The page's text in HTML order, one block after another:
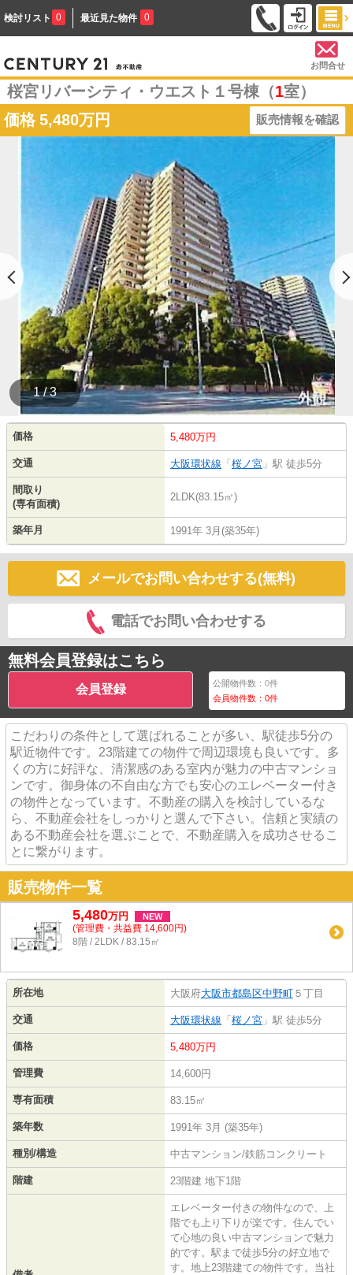
検討リスト 0 最近見た物件 0
お問合せ
桜宮リバーシティ・ウエスト１号棟（1室）
価格 5,480万円 販売情報を確認
1 / 3
価格 5,480万円
交通 大阪環状線 「 桜ノ宮 」駅 徒歩5分
間取り
(専有面積)
2LDK(83.15㎡)
築年月 1991年 3月(築35年)
メールでお問い合わせする(無料)
電話でお問い合わせする
無料会員登録はこちら
会員登録 公開物件数：0件
会員物件数：0件
こだわりの条件として選ばれることが多い、駅徒歩5分の
駅近物件です。23階建ての物件で周辺環境も良いです。多
くの方に好評な、清潔感のある室内が魅力の中古マンショ
ンです。御身体の不自由な方でも安心のエレベーター付き
の物件となっています。不動産の購入を検討しているな
ら、不動産会社をしっかりと選んで下さい。信頼と実績の
ある不動産会社を選ぶことで、不動産購入を成功させるこ
とに繋がります。
販売物件一覧
5,480万円 NEW
(管理費・共益費 14,600円)
8階 / 2LDK / 83.15㎡
所在地 大阪府大阪市都島区中野町 ５丁目
交通 大阪環状線 「 桜ノ宮 」駅 徒歩5分
価格 5,480万円
管理費 14,600円
専有面積 83.15㎡
築年数 1991年 3月 (築35年)
種別/構造 中古マンション/鉄筋コンクリート
階建 23階建 地下1階
エレベーター付きの物件なので、上
階でも上り下りが楽です。住んでい
て心地の良い中古マンションで魅力
的です。駅まで徒歩5分の好立地で
す。地上23階建ての物件です。当社